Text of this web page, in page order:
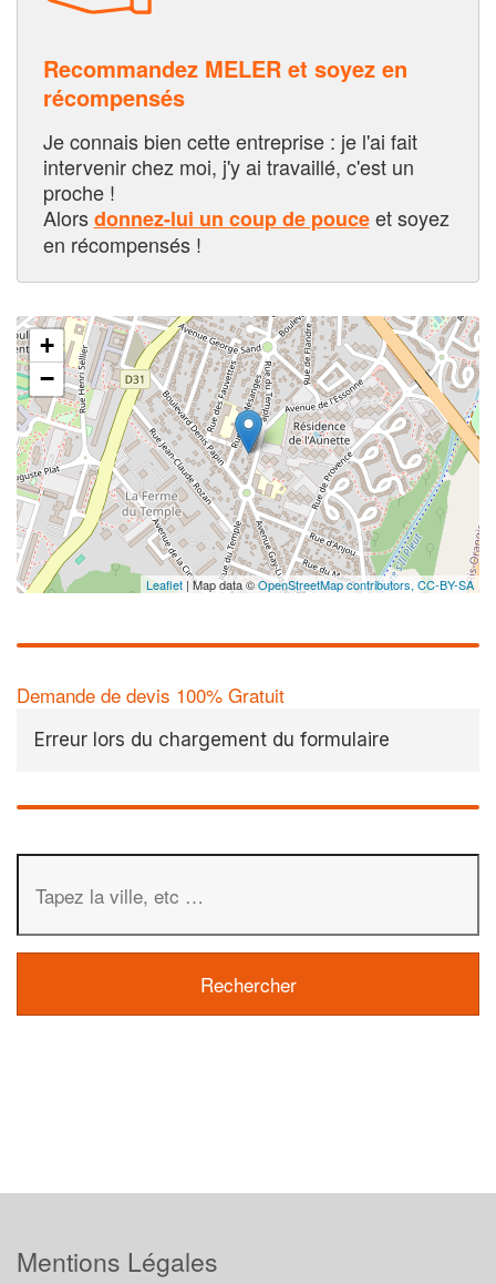
Recommandez MELER et soyez en
récompensés
Je connais bien cette entreprise : je l'ai fait
intervenir chez moi, j'y ai travaillé, c'est un
proche !
Alorsdonnez-lui un coup de pouceet soyez
en récompensés !
+
−
Leaflet | Map data ©OpenStreetMap contributors, CC-BY-SA
Demande de devis 100% Gratuit
Erreur lors du chargement du formulaire
✕
vos
Mentions Légales